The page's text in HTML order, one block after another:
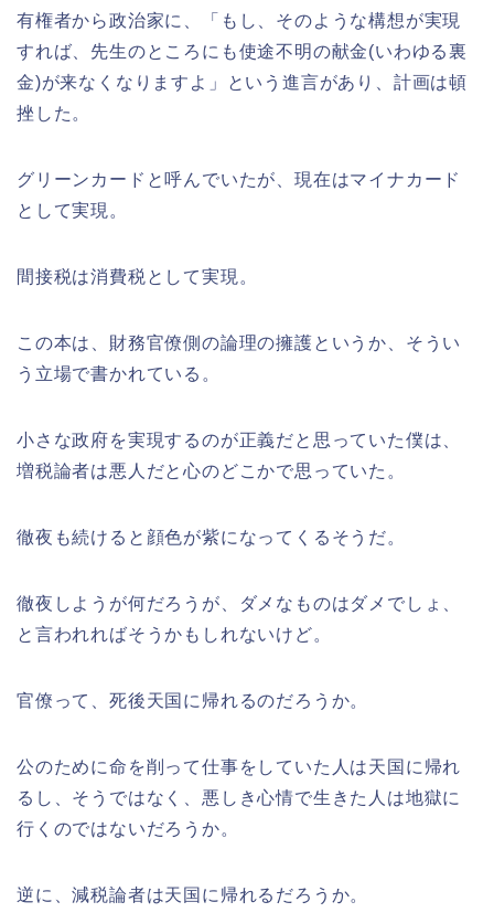
有権者から政治家に、「もし、そのような構想が実現
すれば、先生のところにも使途不明の献金(いわゆる裏
金)が来なくなりますよ」という進言があり、計画は頓
挫した。
グリーンカードと呼んでいたが、現在はマイナカード
として実現。
間接税は消費税として実現。
この本は、財務官僚側の論理の擁護というか、そうい
う立場で書かれている。
小さな政府を実現するのが正義だと思っていた僕は、
増税論者は悪人だと心のどこかで思っていた。
徹夜も続けると顔色が紫になってくるそうだ。
徹夜しようが何だろうが、ダメなものはダメでしょ、
と言われればそうかもしれないけど。
官僚って、死後天国に帰れるのだろうか。
公のために命を削って仕事をしていた人は天国に帰れ
るし、そうではなく、悪しき心情で生きた人は地獄に
行くのではないだろうか。
逆に、減税論者は天国に帰れるだろうか。